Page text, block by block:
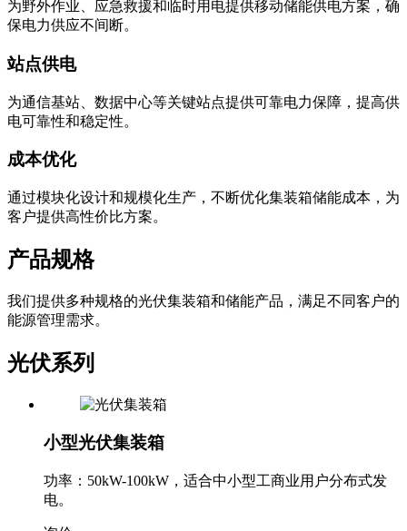
为野外作业、应急救援和临时用电提供移动储能供电方案，确
保电力供应不间断。
站点供电
为通信基站、数据中心等关键站点提供可靠电力保障，提高供
电可靠性和稳定性。
成本优化
通过模块化设计和规模化生产，不断优化集装箱储能成本，为
客户提供高性价比方案。
产品规格
我们提供多种规格的光伏集装箱和储能产品，满足不同客户的
能源管理需求。
光伏系列
小型光伏集装箱
功率：50kW-100kW，适合中小型工商业用户分布式发
电。